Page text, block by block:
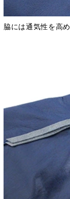
脇には通気性を高